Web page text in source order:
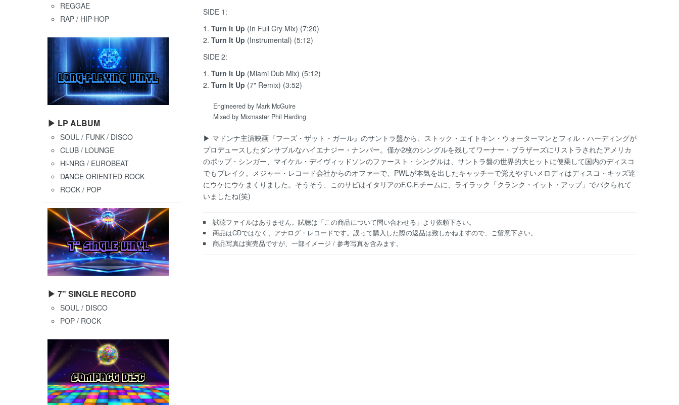
SIDE 1:
1. Turn It Up (In Full Cry Mix) (7:20)
2. Turn It Up (Instrumental) (5:12)
SIDE 2:
1. Turn It Up (Miami Dub Mix) (5:12)
2. Turn It Up (7" Remix) (3:52)
Engineered by Mark McGuire
Mixed by Mixmaster Phil Harding
▶ マドンナ主演映画『フーズ・ザット・ガール』のサントラ盤から、ストック・エイトキン・ウォーターマンとフィル・ハーディングが
プロデュースしたダンサブルなハイエナジー・ナンバー。僅か2枚のシングルを残してワーナー・ブラザーズにリストラされたアメリカ
のポップ・シンガー、マイケル・デイヴィッドソンのファースト・シングルは、サントラ盤の世界的大ヒットに便乗して国内のディスコ
でもブレイク。メジャー・レコード会社からのオファーで、PWLが本気を出したキャッチーで覚えやすいメロディはディスコ・キッズ達
にウケにウケまくりました。そうそう、このサビはイタリアのF.C.F.チームに、ライラック「クランク・イット・アップ」でパクられて
いましたね(笑)
試聴ファイルはありません。試聴は「この商品について問い合わせる」より依頼下さい。
商品はCDではなく、アナログ・レコードです。誤って購入した際の返品は致しかねますので、ご留意下さい。
商品写真は実売品ですが、一部イメージ / 参考写真を含みます。
REGGAE
RAP / HIP-HOP
▶ LP ALBUM
SOUL / FUNK / DISCO
CLUB / LOUNGE
Hi-NRG / EUROBEAT
DANCE ORIENTED ROCK
ROCK / POP
▶ 7" SINGLE RECORD
SOUL / DISCO
POP / ROCK